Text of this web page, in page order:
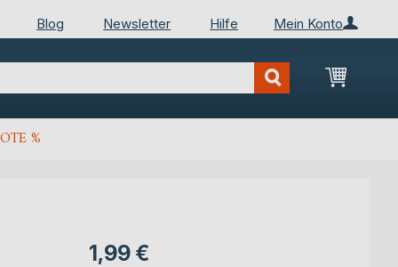
Mein Konto
Blog Newsletter Hilfe
Mein
%
1,99 €